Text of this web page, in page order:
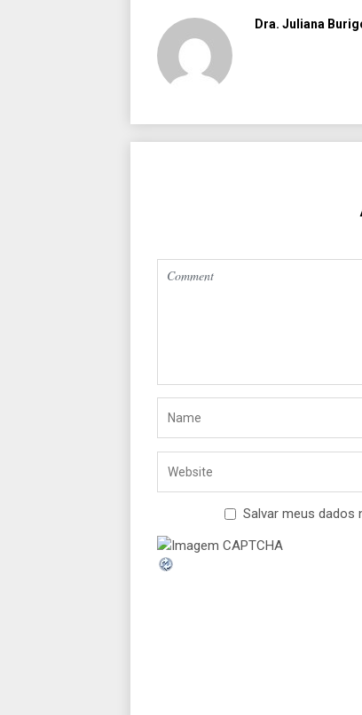
Dra. Juliana
Salvar meus dados